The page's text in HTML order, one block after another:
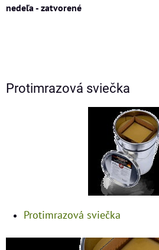
nedeľa - zatvorené
Protimrazová sviečka
Protimrazová sviečka